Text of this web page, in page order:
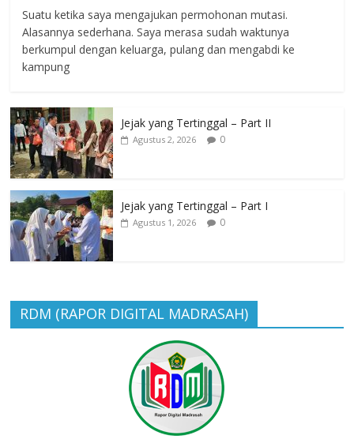
Suatu ketika saya mengajukan permohonan mutasi.
Alasannya sederhana. Saya merasa sudah waktunya
berkumpul dengan keluarga, pulang dan mengabdi ke
kampung
Jejak yang Tertinggal – Part II
Agustus 2, 2026 0
Jejak yang Tertinggal – Part I
Agustus 1, 2026 0
RDM (RAPOR DIGITAL MADRASAH)